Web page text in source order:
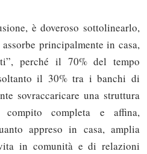
è doveroso sottolinearlo,
principalmente in casa,
perché il 70% del tempo
il 30% tra i banchi di
sovraccaricare una struttura
completa e affina,
appreso in casa, amplia
in comunità e di relazioni